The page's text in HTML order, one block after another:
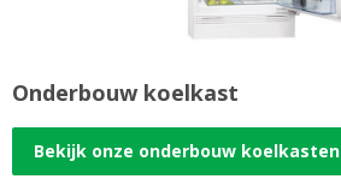
Onderbouw koelkast
Bekijk onze onderbouw koelkasten